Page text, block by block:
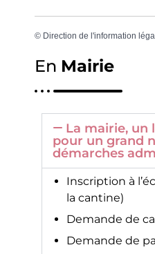
© Direction de l'information
En Mairie
La mairie, un
pour un grand
démarches
Inscription à
la cantine)
Demande de
Demande de